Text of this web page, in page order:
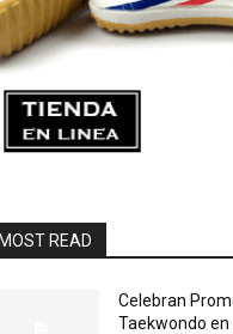
READ
Celebran
Taekwondo